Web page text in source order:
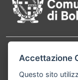
Contatti
Comune di
Bologna P.Iva
Accettazione
Questo sito